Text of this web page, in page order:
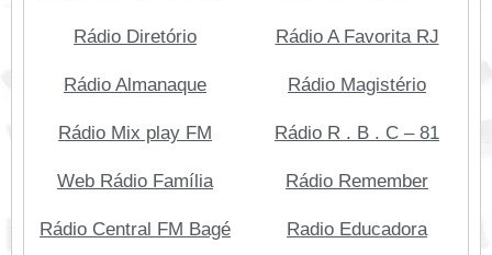
Rádio Diretório Rádio A Favorita RJ
Rádio Almanaque Rádio Magistério
Rádio Mix play FM Rádio R . B . C – 81
Web Rádio Família Rádio Remember
Rádio Central FM Bagé Radio Educadora